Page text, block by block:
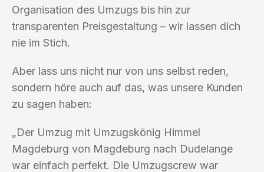
Organisation des Umzugs bis hin zur
transparenten Preisgestaltung – wir lassen dich
nie im Stich.
Aber lass uns nicht nur von uns selbst reden,
sondern höre auch auf das, was unsere Kunden
zu sagen haben:
„Der Umzug mit Umzugskönig Himmel
Magdeburg von Magdeburg nach Dudelange
war einfach perfekt. Die Umzugscrew war